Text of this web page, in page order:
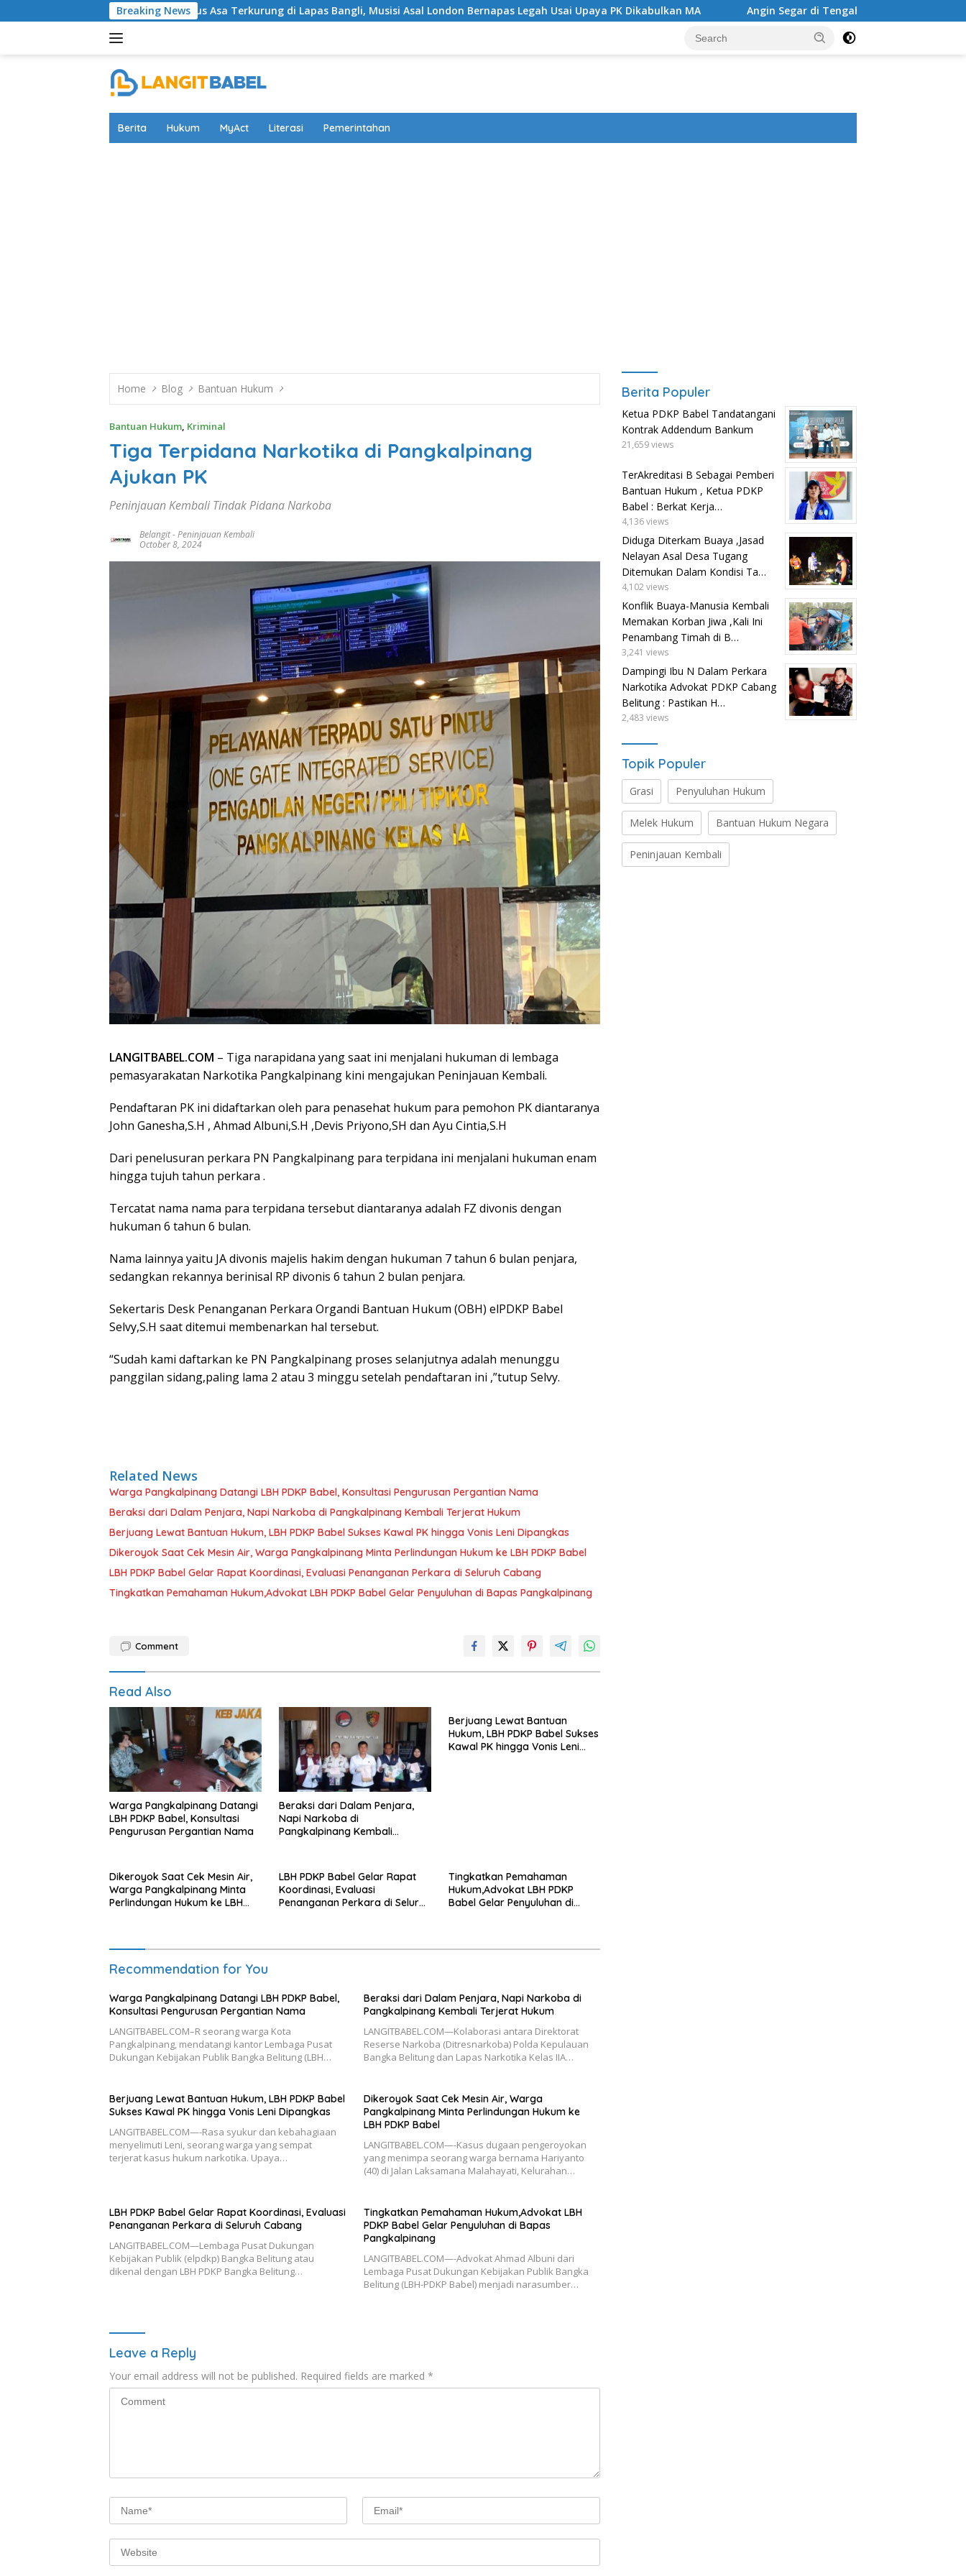
to
Breaking News
Nyaris Putus Asa Terkurung di Lapas Bangli, Musisi Asal London Bernapas Legah Usai Upaya PK Dikabulkan MA Angin Segar di Tengah Jeruji Besi ,MA Kabulkan PK
Berita Hukum MyAct Literasi Pemerintahan
Home Blog Bantuan Hukum
Bantuan Hukum, Kriminal
Tiga Terpidana Narkotika di Pangkalpinang
Ajukan PK
Peninjauan Kembali Tindak Pidana Narkoba
Belangit-Peninjauan Kembali
October 8, 2024
LANGITBABEL.COM – Tiga narapidana yang saat ini menjalani hukuman di lembaga
pemasyarakatan Narkotika Pangkalpinang kini mengajukan Peninjauan Kembali.
Pendaftaran PK ini didaftarkan oleh para penasehat hukum para pemohon PK diantaranya
John Ganesha,S.H , Ahmad Albuni,S.H ,Devis Priyono,SH dan Ayu Cintia,S.H
Dari penelusuran perkara PN Pangkalpinang para terpidana ini menjalani hukuman enam
hingga tujuh tahun perkara .
Tercatat nama nama para terpidana tersebut diantaranya adalah FZ divonis dengan
hukuman 6 tahun 6 bulan.
Nama lainnya yaitu JA divonis majelis hakim dengan hukuman 7 tahun 6 bulan penjara,
sedangkan rekannya berinisal RP divonis 6 tahun 2 bulan penjara.
Sekertaris Desk Penanganan Perkara Organdi Bantuan Hukum (OBH) elPDKP Babel
Selvy,S.H saat ditemui membenarkan hal tersebut.
“Sudah kami daftarkan ke PN Pangkalpinang proses selanjutnya adalah menunggu
panggilan sidang,paling lama 2 atau 3 minggu setelah pendaftaran ini ,”tutup Selvy.
Related News
Warga Pangkalpinang Datangi LBH PDKP Babel, Konsultasi Pengurusan Pergantian Nama
Beraksi dari Dalam Penjara, Napi Narkoba di Pangkalpinang Kembali Terjerat Hukum
Berjuang Lewat Bantuan Hukum, LBH PDKP Babel Sukses Kawal PK hingga Vonis Leni Dipangkas
Dikeroyok Saat Cek Mesin Air, Warga Pangkalpinang Minta Perlindungan Hukum ke LBH PDKP Babel
LBH PDKP Babel Gelar Rapat Koordinasi, Evaluasi Penanganan Perkara di Seluruh Cabang
Tingkatkan Pemahaman Hukum,Advokat LBH PDKP Babel Gelar Penyuluhan di Bapas Pangkalpinang
Comment
Read Also
Warga Pangkalpinang Datangi
LBH PDKP Babel, Konsultasi
Pengurusan Pergantian Nama
Beraksi dari Dalam Penjara,
Napi Narkoba di
Pangkalpinang Kembali
Berjuang Lewat Bantuan
Hukum, LBH PDKP Babel Sukses
Kawal PK hingga Vonis Leni
Dikeroyok Saat Cek Mesin Air,
Warga Pangkalpinang Minta
Perlindungan Hukum ke LBH
LBH PDKP Babel Gelar Rapat
Koordinasi, Evaluasi
Penanganan Perkara di Seluruh
Tingkatkan Pemahaman
Hukum,Advokat LBH PDKP
Babel Gelar Penyuluhan di
Recommendation for You
Warga Pangkalpinang Datangi LBH PDKP Babel,
Konsultasi Pengurusan Pergantian Nama
LANGITBABEL.COM–R seorang warga Kota
Pangkalpinang, mendatangi kantor Lembaga Pusat
Dukungan Kebijakan Publik Bangka Belitung (LBH…
Beraksi dari Dalam Penjara, Napi Narkoba di
Pangkalpinang Kembali Terjerat Hukum
LANGITBABEL.COM—Kolaborasi antara Direktorat
Reserse Narkoba (Ditresnarkoba) Polda Kepulauan
Bangka Belitung dan Lapas Narkotika Kelas IIA…
Berjuang Lewat Bantuan Hukum, LBH PDKP Babel
Sukses Kawal PK hingga Vonis Leni Dipangkas
LANGITBABEL.COM—-Rasa syukur dan kebahagiaan
menyelimuti Leni, seorang warga yang sempat
terjerat kasus hukum narkotika. Upaya…
Dikeroyok Saat Cek Mesin Air, Warga
Pangkalpinang Minta Perlindungan Hukum ke
LBH PDKP Babel
LANGITBABEL.COM—-Kasus dugaan pengeroyokan
yang menimpa seorang warga bernama Hariyanto
(40) di Jalan Laksamana Malahayati, Kelurahan…
LBH PDKP Babel Gelar Rapat Koordinasi, Evaluasi
Penanganan Perkara di Seluruh Cabang
LANGITBABEL.COM—Lembaga Pusat Dukungan
Kebijakan Publik (elpdkp) Bangka Belitung atau
dikenal dengan LBH PDKP Bangka Belitung…
Tingkatkan Pemahaman Hukum,Advokat LBH
PDKP Babel Gelar Penyuluhan di Bapas
Pangkalpinang
LANGITBABEL.COM—-Advokat Ahmad Albuni dari
Lembaga Pusat Dukungan Kebijakan Publik Bangka
Belitung (LBH-PDKP Babel) menjadi narasumber…
Leave a Reply
Your email address will not be published. Required fields are marked *
Berita Populer
Ketua PDKP Babel Tandatangani
Kontrak Addendum Bankum
21,659 views
TerAkreditasi B Sebagai Pemberi
Bantuan Hukum , Ketua PDKP
Babel : Berkat Kerja…
4,136 views
Diduga Diterkam Buaya ,Jasad
Nelayan Asal Desa Tugang
Ditemukan Dalam Kondisi Ta…
4,102 views
Konflik Buaya-Manusia Kembali
Memakan Korban Jiwa ,Kali Ini
Penambang Timah di B…
3,241 views
Dampingi Ibu N Dalam Perkara
Narkotika Advokat PDKP Cabang
Belitung : Pastikan H…
2,483 views
Topik Populer
Grasi Penyuluhan Hukum
Melek Hukum Bantuan Hukum Negara
Peninjauan Kembali